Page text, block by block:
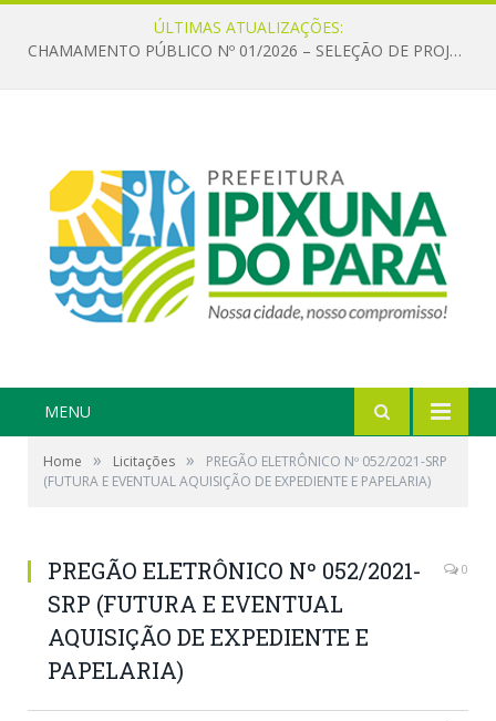
ÚLTIMAS ATUALIZAÇÕES:
CHAMAMENTO PÚBLICO Nº 01/2026 – SELEÇÃO DE PROJETOS PARA FIRMAR TERMO DE EXECUÇÃO CULTURAL COM RECURSOS DA POLÍTICA NACIONAL ALDIR BLANC DE FOMENTO À CULTURA – PNAB (LEI Nº 14.399/2022)
MENU
Home » Licitações »
PREGÃO ELETRÔNICO Nº 052/2021-SRP
(FUTURA E EVENTUAL AQUISIÇÃO DE EXPEDIENTE E PAPELARIA)
PREGÃO ELETRÔNICO Nº 052/2021-
SRP (FUTURA E EVENTUAL
AQUISIÇÃO DE EXPEDIENTE E
PAPELARIA)
0